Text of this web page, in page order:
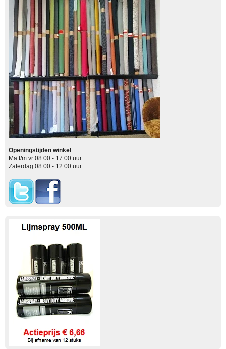
Openingstijden winkel
Ma t/m vr 08:00 - 17:00 uur
Zaterdag 08:00 - 12:00 uur